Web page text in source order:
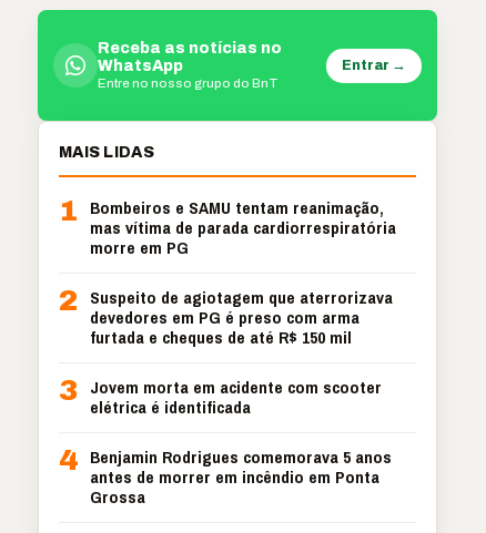
Receba as notícias no
WhatsApp
Entre no nosso grupo do BnT
Entrar →
MAIS LIDAS
1
Bombeiros e SAMU tentam reanimação,
mas vítima de parada cardiorrespiratória
morre em PG
2
Suspeito de agiotagem que aterrorizava
devedores em PG é preso com arma
furtada e cheques de até R$ 150 mil
3 Jovem morta em acidente com scooter
elétrica é identificada
4 Benjamin Rodrigues comemorava 5 anos
antes de morrer em incêndio em Ponta
Grossa